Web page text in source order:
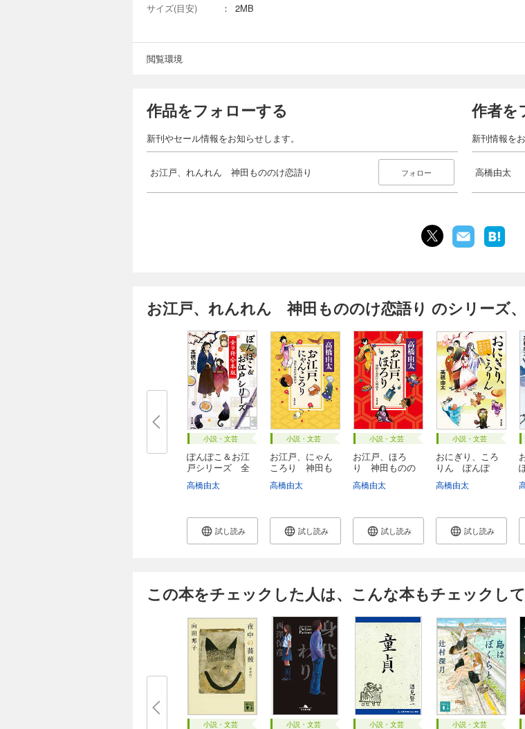
サイズ(目安)
： 2MB
閲覧環境
作品をフォローする
新刊やセール情報をお知らせします。
お江戸、れんれん 神田もののけ恋語り フォロー
作者を
新刊情報を
高橋由太
お江戸、れんれん 神田もののけ恋語り のシリーズ
小説・文芸
ぽんぽこ＆お江
戸シリーズ 全
高橋由太
試し読み
小説・文芸
お江戸、にゃん
ころり 神田も
高橋由太
試し読み
小説・文芸
お江戸、ほろ
り 神田ものの
高橋由太
試し読み
小説・文芸
おにぎり、ころ
りん ぽんぽ
高橋由太
試し読み
この本をチェックした人は、こんな本もチェックし
小説・文芸 小説・文芸 小説・文芸 小説・文芸